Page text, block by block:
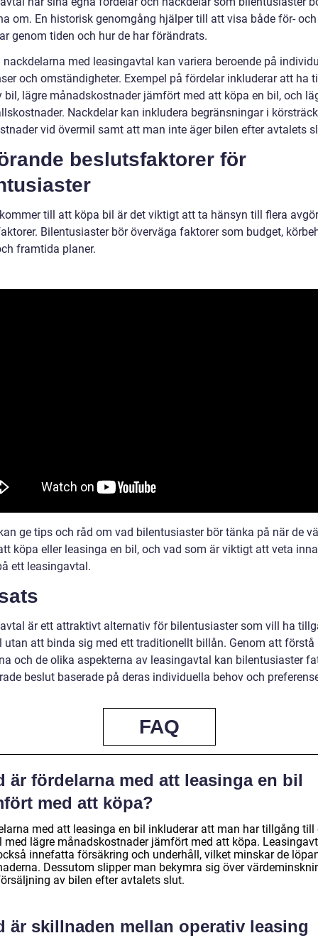
om. En historisk genomgång hjälper till att visa både för- och
genom tiden och hur de har förändrats.
nackdelarna med leasingavtal kan variera beroende på
och omständigheter. Exempel på fördelar inkluderar att ha
bil, lägre månadskostnader jämfört med att köpa en bil, och
Nackdelar kan inkludera begränsningar i
vid övermil samt att man inte äger bilen efter avtalets
beslutsfaktorer för
till att köpa bil är det viktigt att ta hänsyn till flera
Bilentusiaster bör överväga faktorer som budget,
framtida planer.
ge tips och råd om vad bilentusiaster bör tänka på när de
köpa eller leasinga en bil, och vad som är viktigt att veta
ett leasingavtal.
är ett attraktivt alternativ för bilentusiaster som vill ha
utan att binda sig med ett traditionellt billån. Genom att förstå
och de olika aspekterna av leasingavtal kan bilentusiaster
beslut baserade på deras individuella behov och
FAQ
är fördelarna med att leasinga en bil
med att köpa?
med att leasinga en bil inkluderar att man har tillgång till
med lägre månadskostnader jämfört med att köpa.
innefatta försäkring och underhåll, vilket minskar de
Dessutom slipper man bekymra sig över
av bilen efter avtalets slut.
är skillnaden mellan operativ leasing